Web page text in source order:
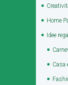
Home
Idee
Casa